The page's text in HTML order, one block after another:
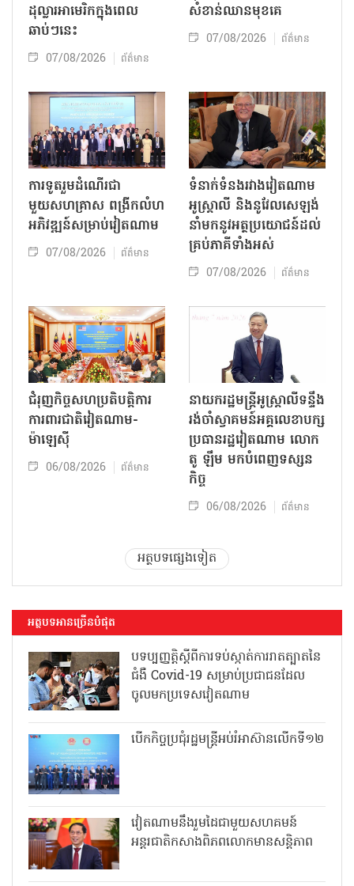
ដុល្លារអាមេរិកក្នុងពេល
ឆាប់ៗនេះ
07/08/2026 ព័ត៌មាន
សំខាន់ឈានមុខគេ
07/08/2026 ព័ត៌មាន
ការទូតរួមដំណើរជា
មួយសហគ្រាស ពង្រីកលំហ
អភិវឌ្ឍន៍សម្រាប់វៀតណាម
07/08/2026 ព័ត៌មាន
ទំនាក់ទំនងរវាងវៀតណាម
អូស្ត្រាលី និងនូវែលសេឡង់
នាំមកនូវអត្ថប្រយោជន៍ដល់
គ្រប់ភាគីទាំងអស់
07/08/2026 ព័ត៌មាន
ជំរុញកិច្ចសហប្រតិបត្តិការ
ការពារជាតិវៀតណាម-
ម៉ាឡេស៊ី
06/08/2026 ព័ត៌មាន
នាយករដ្ឋមន្ត្រីអូស្ត្រាលីទន្ទឹង
រង់ចាំស្វាគមន៍អគ្គលេខាបក្ស
ប្រធានរដ្ឋវៀតណាម លោក
តូ ឡឹម មកបំពេញទស្សន
កិច្ច
06/08/2026 ព័ត៌មាន
អត្ថបទផ្សេងទៀត
អត្ថបទអានច្រើនបំផុត
បទប្បញ្ញត្តិស្តីពីការទប់ស្កាត់ការរាតត្បាតនៃ
ជំងឺ Covid-19 សម្រាប់ប្រជាជនដែល
ចូលមកប្រទេសវៀតណាម
បើកកិច្ចប្រជុំរដ្ឋមន្ត្រីអប់រំអាស៊ានលើកទី១២
វៀតណាមនឹងរួមដៃជាមួយសហគមន៍
អន្តរជាតិកសាងពិភពលោកមានសន្តិភាព